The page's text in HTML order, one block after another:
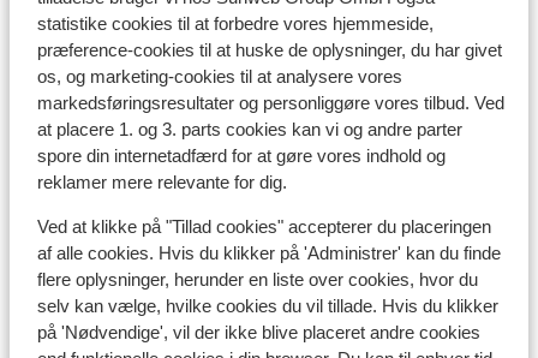
statistike cookies til at forbedre vores hjemmeside,
præference-cookies til at huske de oplysninger, du har givet
os, og marketing-cookies til at analysere vores
markedsføringsresultater og personliggøre vores tilbud. Ved
at placere 1. og 3. parts cookies kan vi og andre parter
spore din internetadfærd for at gøre vores indhold og
reklamer mere relevante for dig.
Ved at klikke på "Tillad cookies" accepterer du placeringen
af alle cookies. Hvis du klikker på 'Administrer' kan du finde
flere oplysninger, herunder en liste over cookies, hvor du
selv kan vælge, hvilke cookies du vil tillade. Hvis du klikker
på 'Nødvendige', vil der ikke blive placeret andre cookies
I området
Afstand til centrum: ca. 1 kilometer
Afstand til skipiste ca. 1,1 kilometer
Afstand til busstoppested til skilift ca. 100 meter (
skibus gratis mod forevisning af liftkort)
Afstand til skilift ca. 1,1 kilometer
Afstand til nærmeste kiosk ca. 1 kilometer
Nærmeste restaurant ca. 300 meter
Rolig beliggenhed
Liftkort/skileje/undervisning